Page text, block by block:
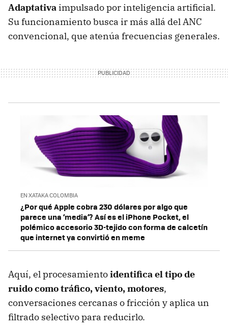
Adaptativa impulsado por inteligencia artificial.
Su funcionamiento busca ir más allá del ANC
convencional, que atenúa frecuencias generales.
EN XATAKA COLOMBIA
¿Por qué Apple cobra 230 dólares por algo que
parece una ‘media’? Así es el iPhone Pocket, el
polémico accesorio 3D-tejido con forma de calcetín
que internet ya convirtió en meme
Aquí, el procesamientoidentifica el tipo de
ruido como tráfico, viento, motores,
conversaciones cercanas o fricción y aplica un
filtrado selectivo para reducirlo.